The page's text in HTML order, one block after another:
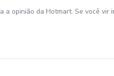
opinião da Hotmart. Se você vir